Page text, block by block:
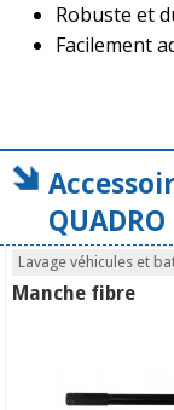
Robuste et
Facilement
QUADRO
Lavage véhicules et
Manche fibre